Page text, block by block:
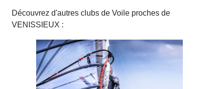
Découvrez d'autres clubs de Voile proches de
VENISSIEUX :